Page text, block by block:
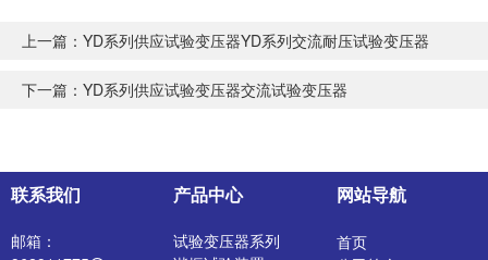
上一篇： YD系列供应试验变压器YD系列交流耐压试验变压器
下一篇： YD系列供应试验变压器交流试验变压器
联系我们
邮箱：
产品中心
试验变压器系列
网站导航
首页